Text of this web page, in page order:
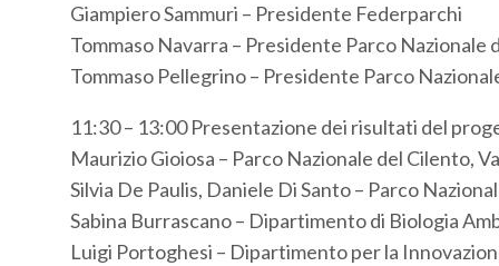
Giampiero Sammuri – Presidente Federparchi
Tommaso Navarra – Presidente Parco Nazionale
Tommaso Pellegrino – Presidente Parco
11:30 – 13:00 Presentazione dei risultati del
Maurizio Gioiosa – Parco Nazionale del Cilento,
Silvia De Paulis, Daniele Di Santo – Parco
Sabina Burrascano – Dipartimento di Biologia
Luigi Portoghesi – Dipartimento per la